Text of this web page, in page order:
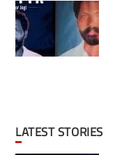
LATEST STORIES